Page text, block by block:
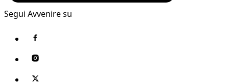
Segui Avvenire su